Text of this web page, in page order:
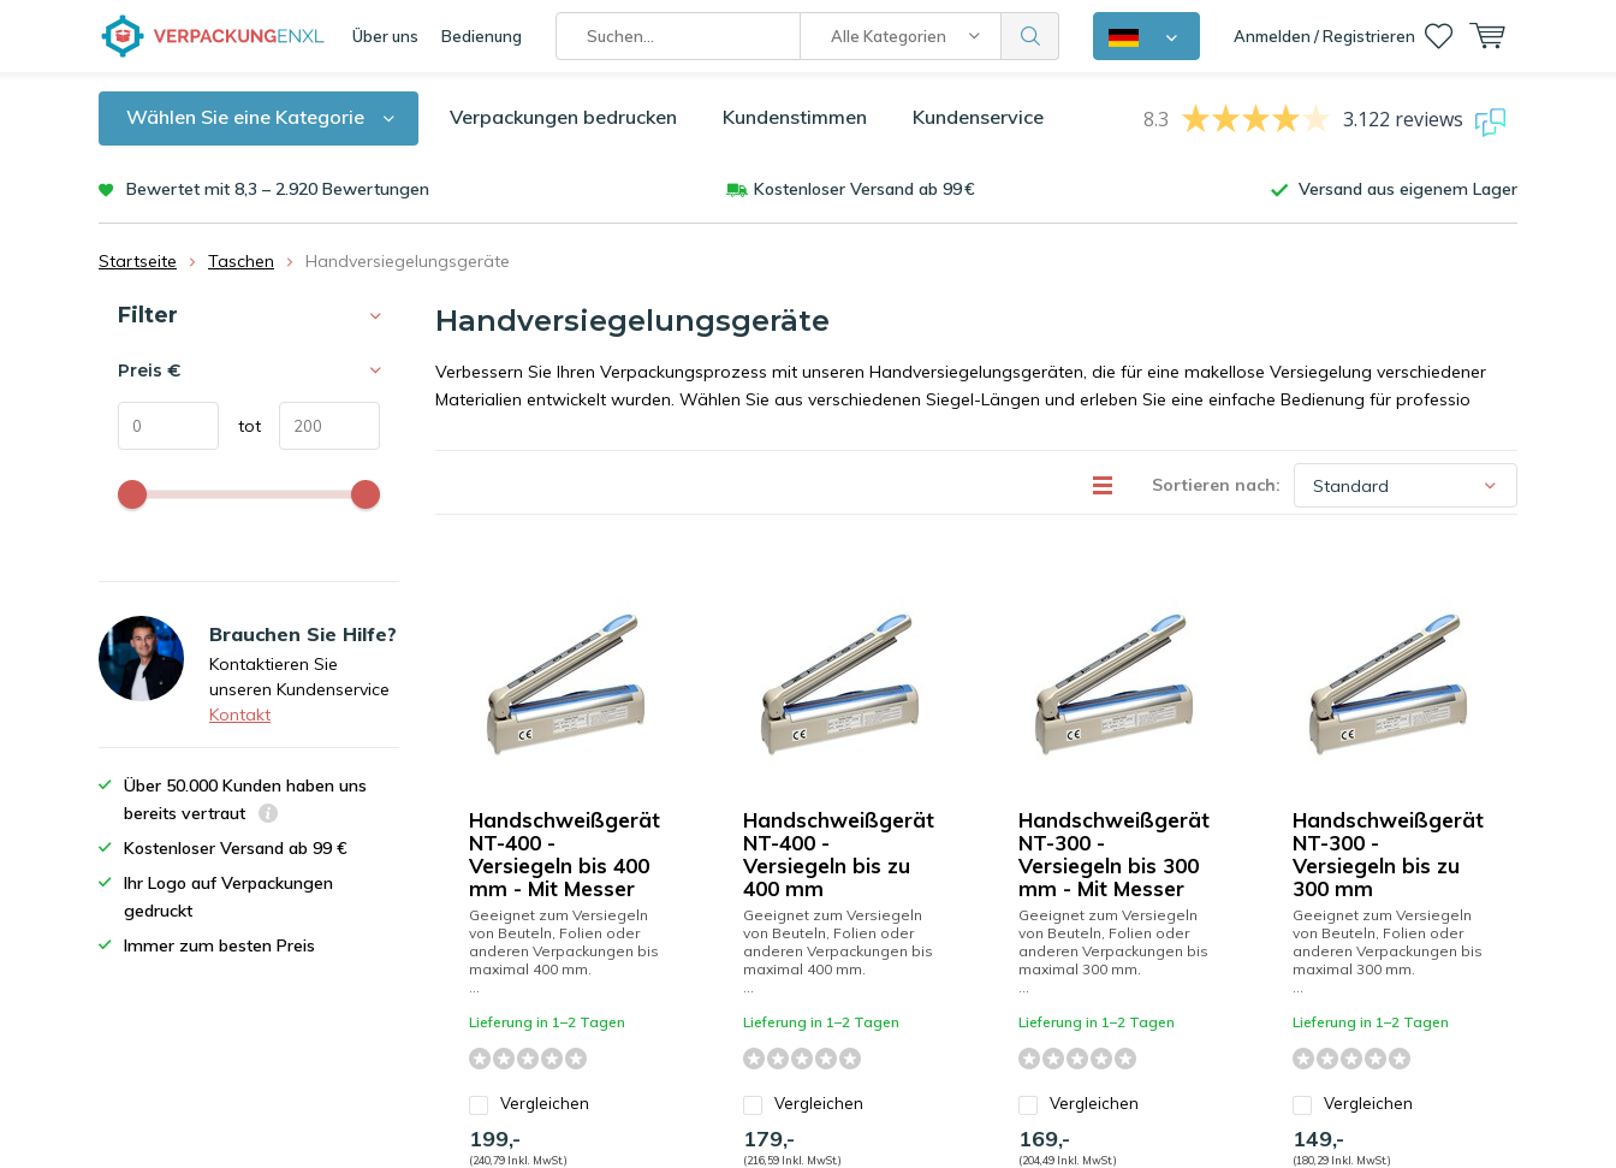
Über uns Bedienung Alle Kategorien Anmelden / Registrieren
Wählen Sie eine Kategorie Verpackungen bedrucken Kundenstimmen Kundenservice 8.3 3.122 reviews
Bewertet mit 8,3 – 2.920 Bewertungen Kostenloser Versand ab 99 € Versand aus eigenem Lager
Startseite Taschen Handversiegelungsgeräte
Handversiegelungsgeräte
Verbessern Sie Ihren Verpackungsprozess mit unseren Handversiegelungsgeräten, die für eine makellose Versiegelung verschiedener
Materialien entwickelt wurden. Wählen Sie aus verschiedenen Siegel-Längen und erleben Sie eine einfache Bedienung für professio
Sortieren nach:
Handschweißgerät
NT-400 -
Versiegeln bis 400
mm - Mit Messer
Geeignet zum Versiegeln
von Beuteln, Folien oder
anderen Verpackungen bis
maximal 400 mm.
...
Lieferung in 1–2 Tagen
Vergleichen
199,-
(240,79 Inkl. MwSt.)
Handschweißgerät
NT-400 -
Versiegeln bis zu
400 mm
Geeignet zum Versiegeln
von Beuteln, Folien oder
anderen Verpackungen bis
maximal 400 mm.
...
Lieferung in 1–2 Tagen
Vergleichen
179,-
(216,59 Inkl. MwSt.)
Handschweißgerät
NT-300 -
Versiegeln bis 300
mm - Mit Messer
Geeignet zum Versiegeln
von Beuteln, Folien oder
anderen Verpackungen bis
maximal 300 mm.
...
Lieferung in 1–2 Tagen
Vergleichen
169,-
(204,49 Inkl. MwSt.)
Handschweißgerät
NT-300 -
Versiegeln bis zu
300 mm
Geeignet zum Versiegeln
von Beuteln, Folien oder
anderen Verpackungen bis
maximal 300 mm.
...
Lieferung in 1–2 Tagen
Vergleichen
149,-
(180,29 Inkl. MwSt.)
Sortieren nach:
Filter
Preis €
tot
Brauchen Sie Hilfe?
Kontaktieren Sie
unseren Kundenservice
Kontakt
Über 50.000 Kunden haben uns
bereits vertraut
Kostenloser Versand ab 99 €
Ihr Logo auf Verpackungen
gedruckt
Immer zum besten Preis